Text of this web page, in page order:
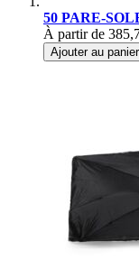
50 PARE-
À partir de
Ajouter au panier